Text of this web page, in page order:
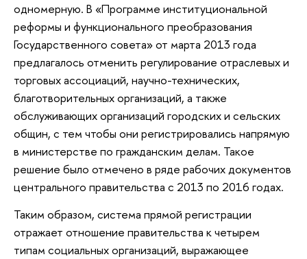
одномерную. В «Программе институциональной
реформы и функционального преобразования
Государственного совета» от марта 2013 года
предлагалось отменить регулирование отраслевых и
торговых ассоциаций, научно-технических,
благотворительных организаций, а также
обслуживающих организаций городских и сельских
общин, с тем чтобы они регистрировались напрямую
в министерстве по гражданским делам. Такое
решение было отмечено в ряде рабочих документов
центрального правительства с 2013 по 2016 годах.
Таким образом, система прямой регистрации
отражает отношение правительства к четырем
типам социальных организаций, выражающее